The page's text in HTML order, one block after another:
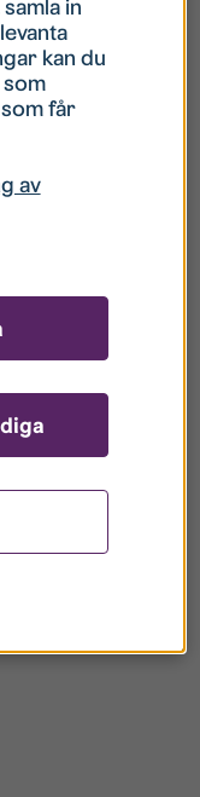
låst?
lösenord?
in
kan du
får
av